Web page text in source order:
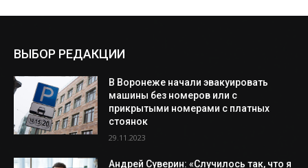
ВЫБОР РЕДАКЦИИ
В Воронеже начали эвакуировать
машины без номеров или с
прикрытыми номерами с платных
стоянок
29.11.2023
Андрей Суверин: «Случилось так, что я